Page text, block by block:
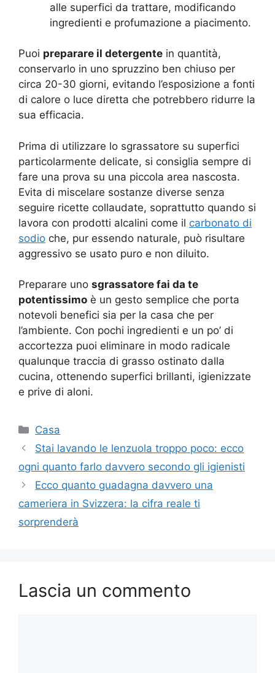
alle superfici da trattare, modificando
ingredienti e profumazione a piacimento.
Puoi preparare il detergente in quantità,
conservarlo in uno spruzzino ben chiuso per
circa 20-30 giorni, evitando l’esposizione a fonti
di calore o luce diretta che potrebbero ridurre la
sua efficacia.
Prima di utilizzare lo sgrassatore su superfici
particolarmente delicate, si consiglia sempre di
fare una prova su una piccola area nascosta.
Evita di miscelare sostanze diverse senza
seguire ricette collaudate, soprattutto quando si
lavora con prodotti alcalini come il carbonato di
sodio che, pur essendo naturale, può risultare
aggressivo se usato puro e non diluito.
Preparare uno sgrassatore fai da te
potentissimo è un gesto semplice che porta
notevoli benefici sia per la casa che per
l’ambiente. Con pochi ingredienti e un po’ di
accortezza puoi eliminare in modo radicale
qualunque traccia di grasso ostinato dalla
cucina, ottenendo superfici brillanti, igienizzate
e prive di aloni.
Categorie
Casa
Stai lavando le lenzuola troppo poco: ecco
ogni quanto farlo davvero secondo gli igienisti
Ecco quanto guadagna davvero una
cameriera in Svizzera: la cifra reale ti
sorprenderà
Lascia un commento